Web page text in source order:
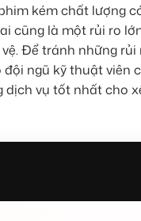
kém chất lượng
cũng là một rủi ro
Để tránh những rủi
ngũ kỹ thuật viên
dịch vụ tốt nhất cho